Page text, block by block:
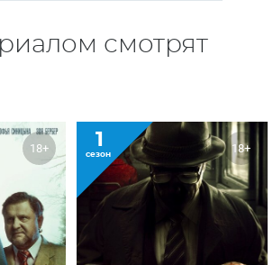
смотрят
18+ 1
сезон 18+